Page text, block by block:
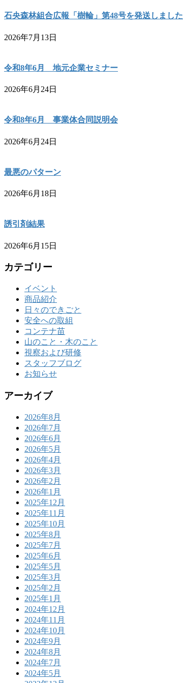
石央森林組合広報「樹輪」第48号を発送しました
2026年7月13日
令和8年6月 地元企業セミナー
2026年6月24日
令和8年6月 事業体合同説明会
2026年6月24日
最悪のパターン
2026年6月18日
誘引剤結果
2026年6月15日
カテゴリー
イベント
商品紹介
日々のできごと
安全への取組
コンテナ苗
山のこと・木のこと
視察および研修
スタッフブログ
お知らせ
アーカイブ
2026年8月
2026年7月
2026年6月
2026年5月
2026年4月
2026年3月
2026年2月
2026年1月
2025年12月
2025年11月
2025年10月
2025年8月
2025年7月
2025年6月
2025年5月
2025年3月
2025年2月
2025年1月
2024年12月
2024年11月
2024年10月
2024年9月
2024年8月
2024年7月
2024年5月